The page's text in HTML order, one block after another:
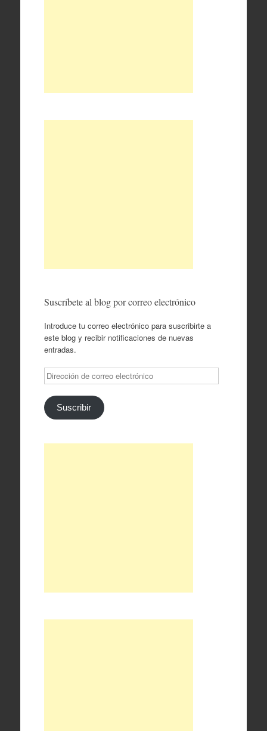
Suscríbete al blog por correo electrónico
Introduce tu correo electrónico para suscribirte a
este blog y recibir notificaciones de nuevas
entradas.
Dirección
de
correo
electrónico
Suscribir